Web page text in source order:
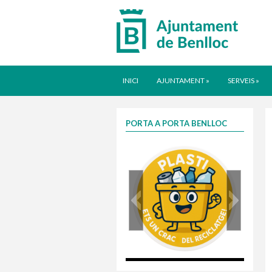
INICI AJUNTAMENT » SERVEIS »
PORTA A PORTA BENLLOC